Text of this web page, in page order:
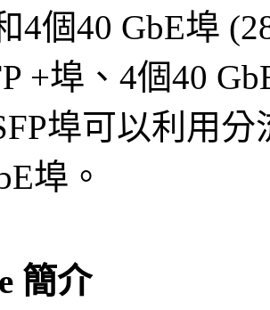
4個40 GbE埠
+埠、4個40
埠可以利用分
埠。
簡介